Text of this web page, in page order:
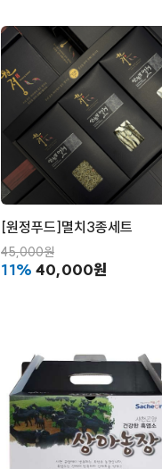
[원정푸드]멸치3종세트
45,000원
11% 40,000원